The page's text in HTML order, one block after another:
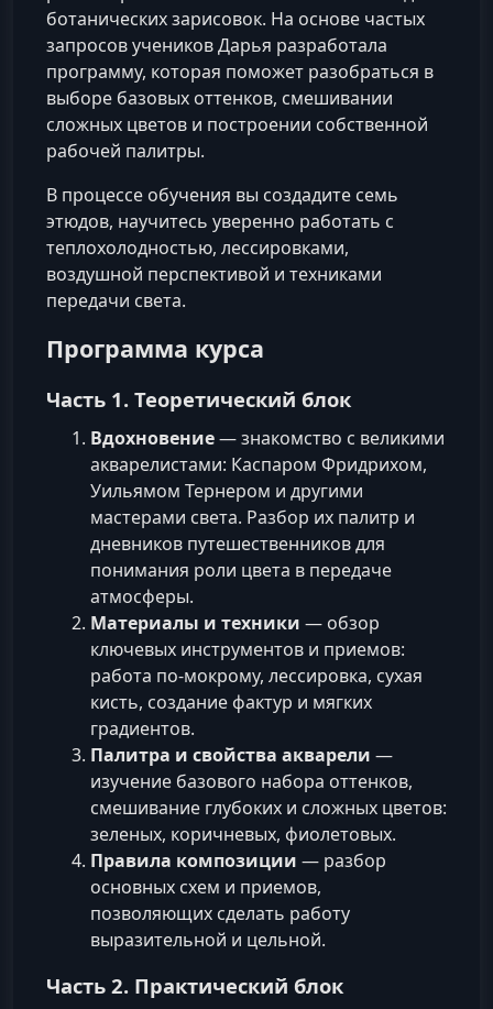
ботанических зарисовок. На основе частых
запросов учеников Дарья разработала
программу, которая поможет разобраться в
выборе базовых оттенков, смешивании
сложных цветов и построении собственной
рабочей палитры.
В процессе обучения вы создадите семь
этюдов, научитесь уверенно работать с
теплохолодностью, лессировками,
воздушной перспективой и техниками
передачи света.
Программа курса
Часть 1. Теоретический блок
Вдохновение— знакомство с великими
акварелистами: Каспаром Фридрихом,
Уильямом Тернером и другими
мастерами света. Разбор их палитр и
дневников путешественников для
понимания роли цвета в передаче
атмосферы.
Материалы и техники — обзор
ключевых инструментов и приемов:
работа по-мокрому, лессировка, сухая
кисть, создание фактур и мягких
градиентов.
Палитра и свойства акварели —
изучение базового набора оттенков,
смешивание глубоких и сложных цветов:
зеленых, коричневых, фиолетовых.
Правила композиции — разбор
основных схем и приемов,
позволяющих сделать работу
выразительной и цельной.
Часть 2. Практический блок